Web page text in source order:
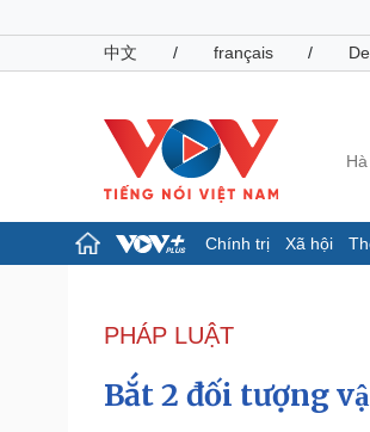
中文
/ français /
Chính trị Xã hội
Đảng
Tổ chức nhân sự
Quốc hội
Nhận diện sự thật
PHÁP LUẬT
Bắt 2 đối tượng